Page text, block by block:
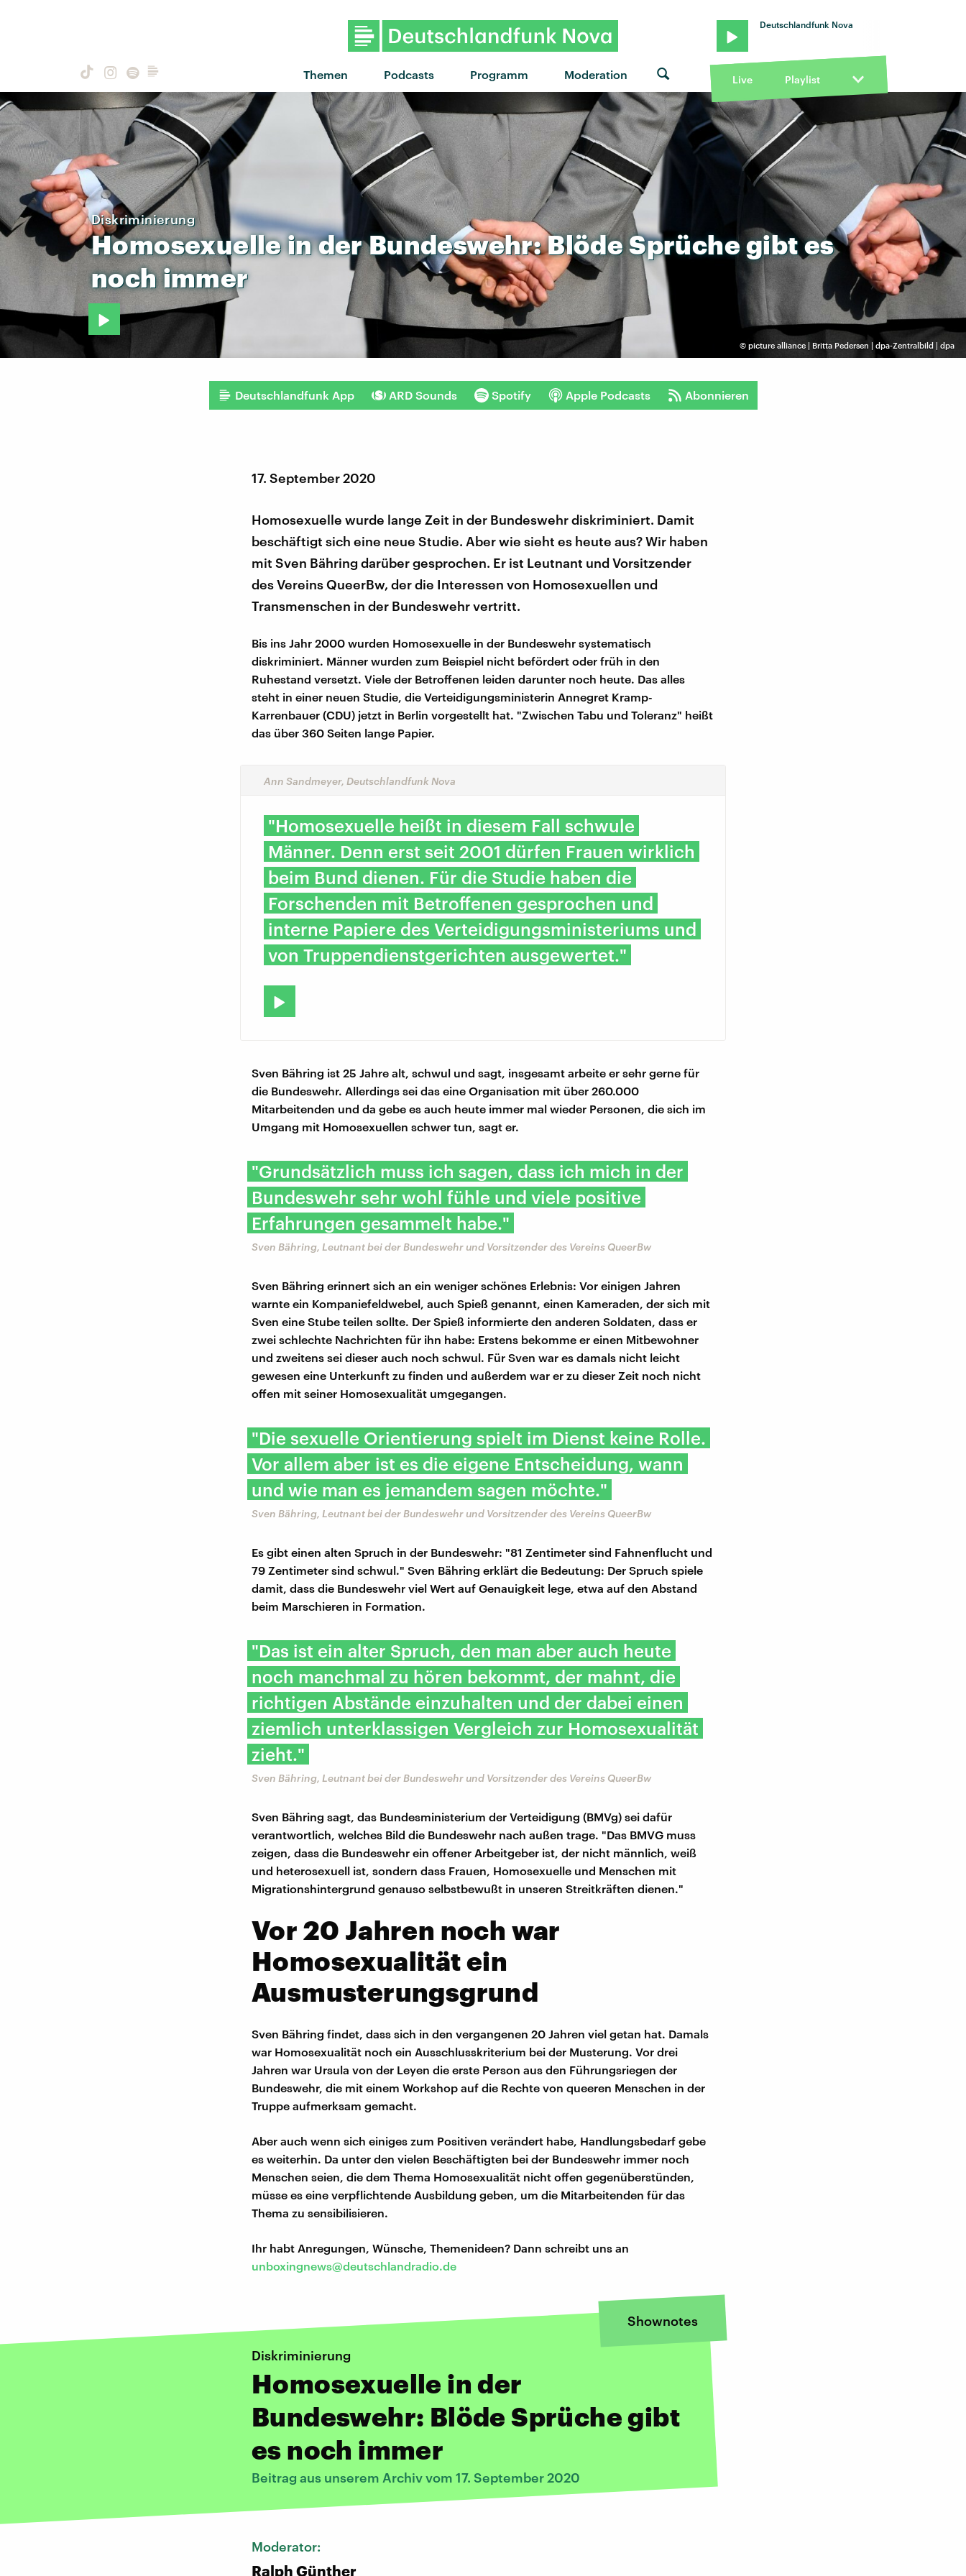
Themen Podcasts Programm Moderation
Deutschlandfunk Nova
Live Playlist
© picture alliance | Britta Pedersen | dpa-Zentralbild | dpa
Diskriminierung
HomosexuelleinderBundeswehr:BlödeSprüchegibtes
nochimmer
Deutschlandfunk App ARD Sounds Spotify Apple Podcasts Abonnieren
17. September 2020
Homosexuelle wurde lange Zeit in der Bundeswehr diskriminiert. Damit
beschäftigt sich eine neue Studie. Aber wie sieht es heute aus? Wir haben
mit Sven Bähring darüber gesprochen. Er ist Leutnant und Vorsitzender
des Vereins QueerBw, der die Interessen von Homosexuellen und
Transmenschen in der Bundeswehr vertritt.
Bis ins Jahr 2000 wurden Homosexuelle in der Bundeswehr systematisch
diskriminiert. Männer wurden zum Beispiel nicht befördert oder früh in den
Ruhestand versetzt. Viele der Betroffenen leiden darunter noch heute. Das alles
steht in einer neuen Studie, die Verteidigungsministerin Annegret Kramp-
Karrenbauer (CDU) jetzt in Berlin vorgestellt hat. "Zwischen Tabu und Toleranz" heißt
das über 360 Seiten lange Papier.
Ann Sandmeyer, Deutschlandfunk Nova
"Homosexuelle heißt in diesem Fall schwule
Männer. Denn erst seit 2001 dürfen Frauen wirklich
beim Bund dienen. Für die Studie haben die
Forschenden mit Betroffenen gesprochen und
interne Papiere des Verteidigungsministeriums und
von Truppendienstgerichten ausgewertet."
Sven Bähring ist 25 Jahre alt, schwul und sagt, insgesamt arbeite er sehr gerne für
die Bundeswehr. Allerdings sei das eine Organisation mit über 260.000
Mitarbeitenden und da gebe es auch heute immer mal wieder Personen, die sich im
Umgang mit Homosexuellen schwer tun, sagt er.
"Grundsätzlich muss ich sagen, dass ich mich in der
Bundeswehr sehr wohl fühle und viele positive
Erfahrungen gesammelt habe."
Sven Bähring, Leutnant bei der Bundeswehr und Vorsitzender des Vereins QueerBw
Sven Bähring erinnert sich an ein weniger schönes Erlebnis: Vor einigen Jahren
warnte ein Kompaniefeldwebel, auch Spieß genannt, einen Kameraden, der sich mit
Sven eine Stube teilen sollte. Der Spieß informierte den anderen Soldaten, dass er
zwei schlechte Nachrichten für ihn habe: Erstens bekomme er einen Mitbewohner
und zweitens sei dieser auch noch schwul. Für Sven war es damals nicht leicht
gewesen eine Unterkunft zu finden und außerdem war er zu dieser Zeit noch nicht
offen mit seiner Homosexualität umgegangen.
"Die sexuelle Orientierung spielt im Dienst keine Rolle.
Vor allem aber ist es die eigene Entscheidung, wann
und wie man es jemandem sagen möchte."
Sven Bähring, Leutnant bei der Bundeswehr und Vorsitzender des Vereins QueerBw
Es gibt einen alten Spruch in der Bundeswehr: "81 Zentimeter sind Fahnenflucht und
79 Zentimeter sind schwul." Sven Bähring erklärt die Bedeutung: Der Spruch spiele
damit, dass die Bundeswehr viel Wert auf Genauigkeit lege, etwa auf den Abstand
beim Marschieren in Formation.
"Das ist ein alter Spruch, den man aber auch heute
noch manchmal zu hören bekommt, der mahnt, die
richtigen Abstände einzuhalten und der dabei einen
ziemlich unterklassigen Vergleich zur Homosexualität
zieht."
Sven Bähring, Leutnant bei der Bundeswehr und Vorsitzender des Vereins QueerBw
Sven Bähring sagt, das Bundesministerium der Verteidigung (BMVg) sei dafür
verantwortlich, welches Bild die Bundeswehr nach außen trage. "Das BMVG muss
zeigen, dass die Bundeswehr ein offener Arbeitgeber ist, der nicht männlich, weiß
und heterosexuell ist, sondern dass Frauen, Homosexuelle und Menschen mit
Migrationshintergrund genauso selbstbewußt in unseren Streitkräften dienen."
Vor 20 Jahren noch war
Homosexualität ein
Ausmusterungsgrund
Sven Bähring findet, dass sich in den vergangenen 20 Jahren viel getan hat. Damals
war Homosexualität noch ein Ausschlusskriterium bei der Musterung. Vor drei
Jahren war Ursula von der Leyen die erste Person aus den Führungsriegen der
Bundeswehr, die mit einem Workshop auf die Rechte von queeren Menschen in der
Truppe aufmerksam gemacht.
Aber auch wenn sich einiges zum Positiven verändert habe, Handlungsbedarf gebe
es weiterhin. Da unter den vielen Beschäftigten bei der Bundeswehr immer noch
Menschen seien, die dem Thema Homosexualität nicht offen gegenüberstünden,
müsse es eine verpflichtende Ausbildung geben, um die Mitarbeitenden für das
Thema zu sensibilisieren.
Ihr habt Anregungen, Wünsche, Themenideen? Dann schreibt uns an
unboxingnews@deutschlandradio.de
Shownotes
Diskriminierung
Homosexuelle in der
Bundeswehr: Blöde Sprüche gibt
es noch immer
Beitrag aus unserem Archiv vom 17. September 2020
Moderator:
Ralph Günther